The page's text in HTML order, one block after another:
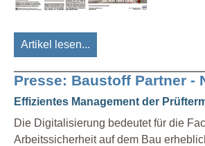
Artikel lesen...
Presse: Baustoff Partner -
Effizientes Management der
Die Digitalisierung bedeutet für die
Arbeitssicherheit auf dem Bau